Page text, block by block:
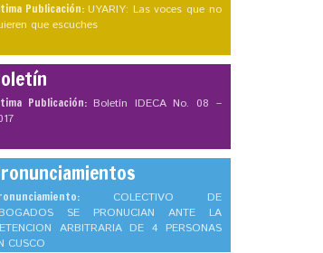
Publicación: UYARIY: Las voces que no
que escuches
Publicación: Boletín IDECA No. 08 –
COLECTIVO DE
SE PRONUCIAN ANTE LA
ARBITRARIA DE 4 PERSONAS
CUSCO